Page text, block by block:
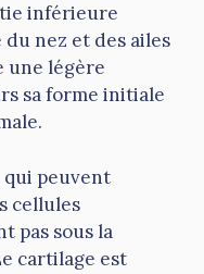
inférieure
nez et des ailes
une légère
sa forme initiale
qui peuvent
cellules
pas sous la
cartilage est